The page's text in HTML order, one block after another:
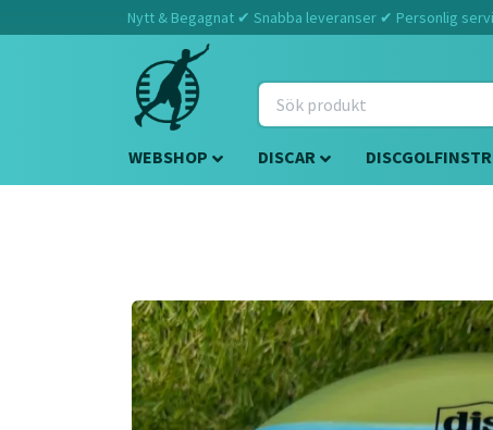
Nytt & Begagnat ✔ Snabba leveranser ✔ Personlig
WEBSHOP DISCAR